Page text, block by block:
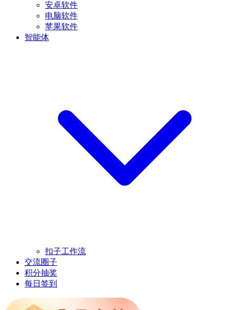
安卓软件
电脑软件
苹果软件
智能体
扣子工作流
交流圈子
积分抽奖
每日签到